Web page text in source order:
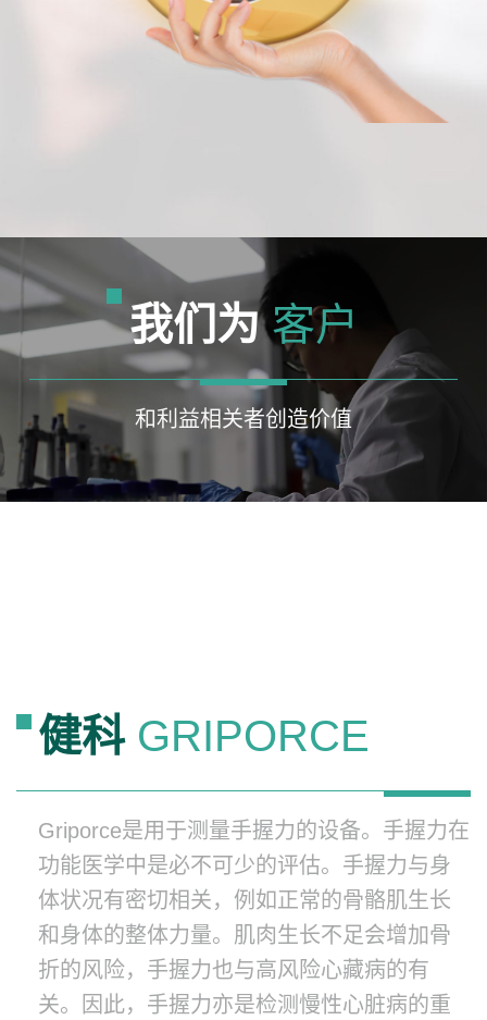
我们为客户
和利益相关者创造价值
健科 GRIPORCE
Griporce是用于测量手握力的设备。手握力在
功能医学中是必不可少的评估。手握力与身
体状况有密切相关，例如正常的骨骼肌生长
和身体的整体力量。肌肉生长不足会增加骨
折的风险，手握力也与高风险心藏病的有
关。因此，手握力亦是检测慢性心脏病的重